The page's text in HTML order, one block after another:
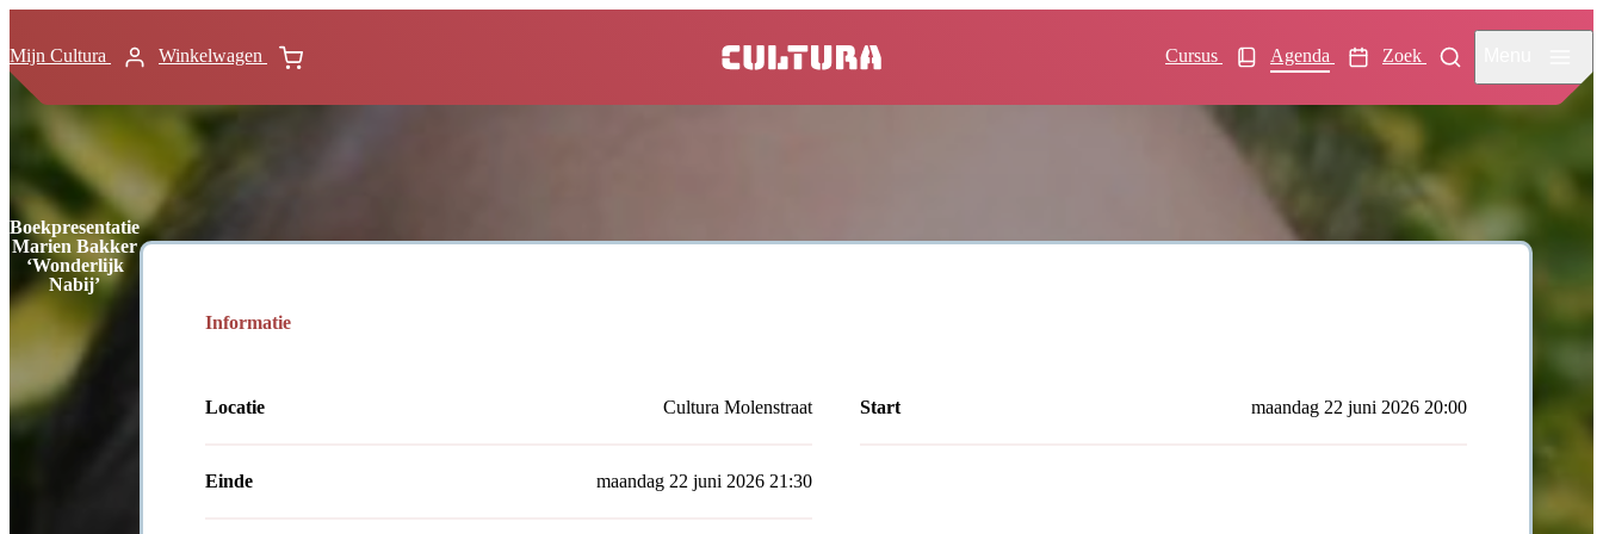
Mijn Cultura Winkelwagen Cursus Agenda Zoek
home
Boekpresentatie
Marien Bakker
‘Wonderlijk
Nabij’
Informatie
Locatie Cultura Molenstraat Start maandag 22 juni 2026 20:00
Einde maandag 22 juni 2026 21:30